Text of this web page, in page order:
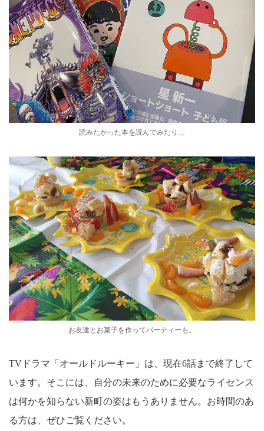
読みたかった本を読んでみたり…
お友達とお菓子を作ってパーティーも。
TVドラマ「オールドルーキー」は、現在6話まで終了して
います。そこには、自分の未来のために必要なライセンス
は何かを知らない新町の姿はもうありません。お時間のあ
る方は、ぜひご覧ください。